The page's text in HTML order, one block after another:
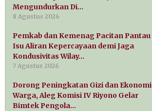
Mengundurkan Di…
8 Agustus 2026
Pemkab dan Kemenag Pacitan Pantau
Isu Aliran Kepercayaan demi Jaga
Kondusivitas Wilay…
7 Agustus 2026
Dorong Peningkatan Gizi dan Ekonomi
Warga, Aleg Komisi IV Riyono Gelar
Bimtek Pengola…